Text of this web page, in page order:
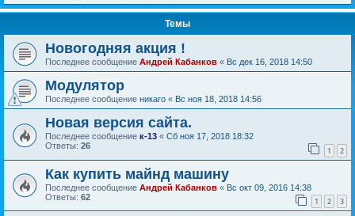
Темы
Новогодняя акция !
Последнее сообщение Андрей Кабанков « Вс дек 16, 2018 14:50
Модулятор
Последнее сообщение никаго « Вс ноя 18, 2018 14:56
Новая версия сайта.
Последнее сообщение к-13 « Сб ноя 17, 2018 18:32
Ответы: 26 1 2
Как купить майнд машину
Последнее сообщение Андрей Кабанков « Вс окт 09, 2016 14:38
Ответы: 62 1 2 3